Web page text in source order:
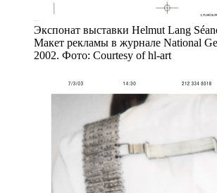
Экспонат выставки Helmut Lang
Макет рекламы в журнале National
2002. Фото: Courtesy of hl-art